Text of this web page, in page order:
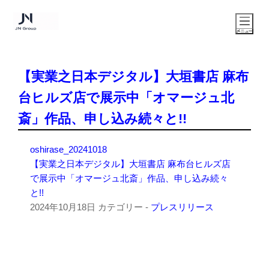
【実業之日本デジタル】大垣書店 麻布
台ヒルズ店で展示中「オマージュ北
斎」作品、申し込み続々と!!
oshirase_20241018
【実業之日本デジタル】大垣書店 麻布台ヒルズ店
で展示中「オマージュ北斎」作品、申し込み続々
と!!
2024年10月18日 カテゴリー - プレスリリース